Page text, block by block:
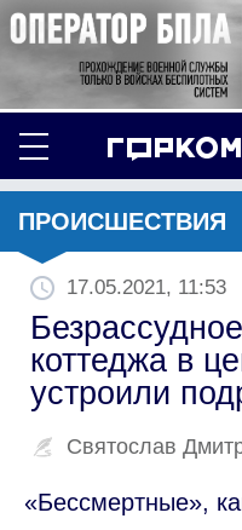
ПРОИСШЕСТВИЯ
17.05.2021, 11:53
коттеджа в
устроили
Святослав
«Бессмертные»,